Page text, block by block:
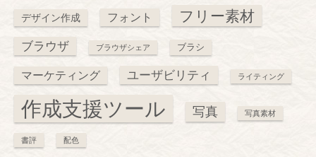
デザイン作成 フォント フリー素材
ブラウザ ブラウザシェア ブラシ
マーケティング ユーザビリティ ライティング
作成支援ツール 写真 写真素材
書評 配色